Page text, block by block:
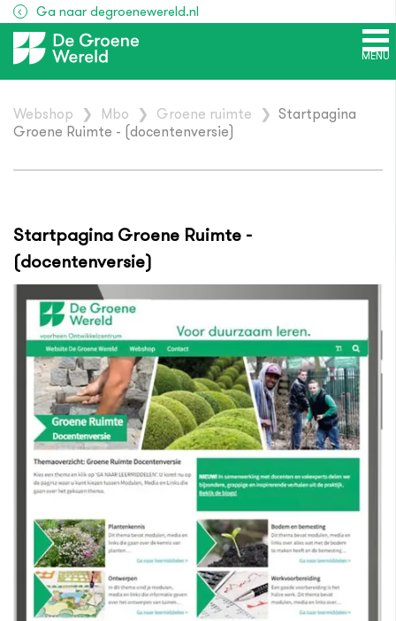
Ga naar degroenewereld.nl
MENU
Webshop ❯ Mbo ❯ Groene ruimte ❯ Startpagina
Groene Ruimte - (docentenversie)
Startpagina Groene Ruimte -
(docentenversie)